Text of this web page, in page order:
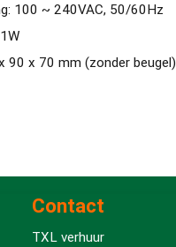
100 ~ 240VAC, 50/60Hz
90 x 70 mm (zonder beugel)
Contact
TXL verhuur